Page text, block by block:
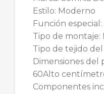
Estilo: Moderno
Función
Tipo de montaje:
Tipo de tejido del
Dimensiones del
60Alto
Componentes